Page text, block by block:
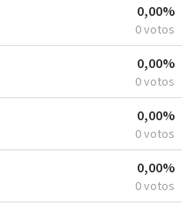
0,00%
0 votos
0,00%
0 votos
0,00%
0 votos
0,00%
0 votos